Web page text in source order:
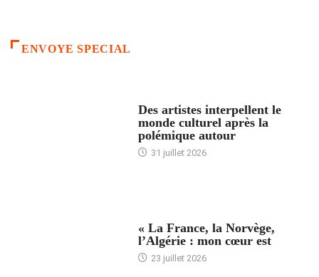
ENVOYE SPECIAL
Des artistes interpellent le
monde culturel après la
polémique autour
31 juillet 2026
« La France, la Norvège,
l’Algérie : mon cœur est
23 juillet 2026